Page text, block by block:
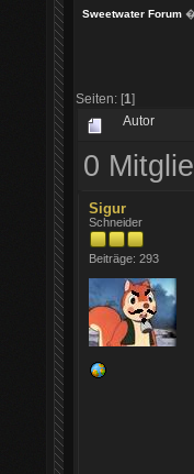
Sweetwater Forum
Seiten: [1]
Autor
0
Sigur
Schneider
Beiträge: 293